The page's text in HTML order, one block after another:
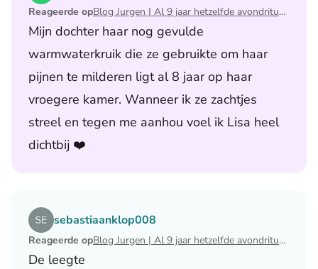
Reageerde op Blog Jurgen | Al 9 jaar hetzelfde avondritueel
Mijn dochter haar nog gevulde
warmwaterkruik die ze gebruikte om haar
pijnen te milderen ligt al 8 jaar op haar
vroegere kamer. Wanneer ik ze zachtjes
streel en tegen me aanhou voel ik Lisa heel
dichtbij ❤️
sebastiaanklop008
Reageerde op Blog Jurgen | Al 9 jaar hetzelfde avondritueel
De leegte
Lees het artikel Blog Jurgen | Al 9 jaar hetzelfde